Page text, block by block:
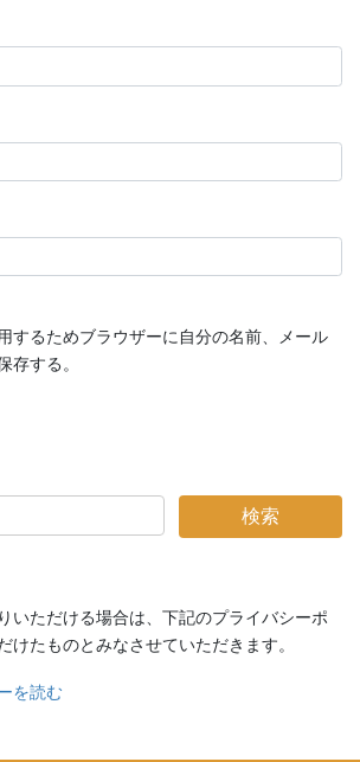
するためブラウザーに自分の名前、メール
存する。
いただける場合は、下記のプライバシーポ
けたものとみなさせていただきます。
を読む